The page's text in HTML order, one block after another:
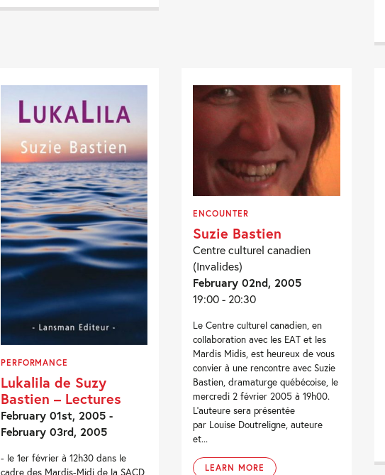
PERFORMANCE
Lukalila de Suzy
Bastien – Lectures
February 01st, 2005 -
February 03rd, 2005
- le 1er février à 12h30 dans le
cadre des Mardis-Midi de la SACD,
ENCOUNTER
Suzie Bastien
Centre culturel canadien
(Invalides)
February 02nd, 2005
19:00 - 20:30
Le Centre culturel canadien, en
collaboration avec les EAT et les
Mardis Midis, est heureux de vous
convier à une rencontre avec Suzie
Bastien, dramaturge québécoise, le
mercredi 2 février 2005 à 19h00.
L’auteure sera présentée
par Louise Doutreligne, auteure
et...
LEARN MORE